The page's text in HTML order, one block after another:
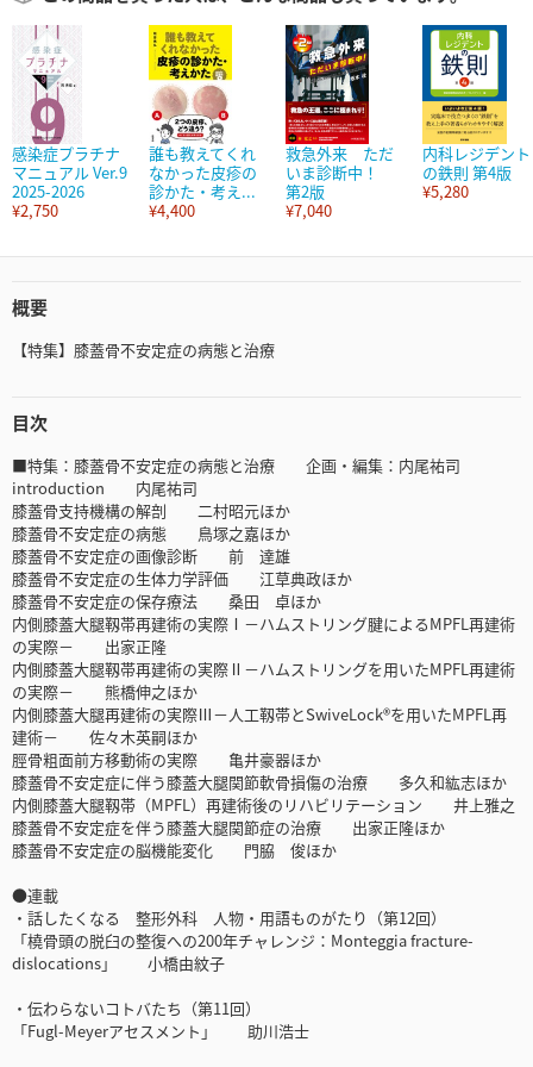
感染症プラチナ
マニュアル Ver.9
2025-2026
¥2,750
誰も教えてくれ
なかった皮疹の
診かた・考え...
¥4,400
救急外来 ただ
いま診断中！
第2版
¥7,040
内科レジデント
の鉄則 第4版
¥5,280
概要
【特集】膝蓋骨不安定症の病態と治療
目次
■特集：膝蓋骨不安定症の病態と治療 企画・編集：内尾祐司
introduction 内尾祐司
膝蓋骨支持機構の解剖 二村昭元ほか
膝蓋骨不安定症の病態 鳥塚之嘉ほか
膝蓋骨不安定症の画像診断 前 達雄
膝蓋骨不安定症の生体力学評価 江草典政ほか
膝蓋骨不安定症の保存療法 桑田 卓ほか
内側膝蓋大腿靱帯再建術の実際Ⅰ－ハムストリング腱によるMPFL再建術
の実際－ 出家正隆
内側膝蓋大腿靱帯再建術の実際Ⅱ－ハムストリングを用いたMPFL再建術
の実際－ 熊橋伸之ほか
内側膝蓋大腿再建術の実際Ⅲ－人工靱帯とSwiveLock®を用いたMPFL再
建術－ 佐々木英嗣ほか
脛骨粗面前方移動術の実際 亀井豪器ほか
膝蓋骨不安定症に伴う膝蓋大腿関節軟骨損傷の治療 多久和紘志ほか
内側膝蓋大腿靱帯（MPFL）再建術後のリハビリテーション 井上雅之
膝蓋骨不安定症を伴う膝蓋大腿関節症の治療 出家正隆ほか
膝蓋骨不安定症の脳機能変化 門脇 俊ほか
●連載
・話したくなる 整形外科 人物・用語ものがたり（第12回）
「橈骨頭の脱臼の整復への200年チャレンジ：Monteggia fracture-
dislocations」 小橋由紋子
・伝わらないコトバたち（第11回）
「Fugl-Meyerアセスメント」 助川浩士